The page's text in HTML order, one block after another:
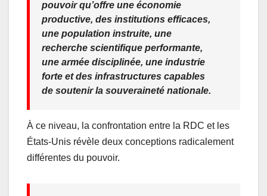
pouvoir qu’offre une économie
productive, des institutions efficaces,
une population instruite, une
recherche scientifique performante,
une armée disciplinée, une industrie
forte et des infrastructures capables
de soutenir la souveraineté nationale.
À ce niveau, la confrontation entre la RDC et les
États-Unis révèle deux conceptions radicalement
différentes du pouvoir.